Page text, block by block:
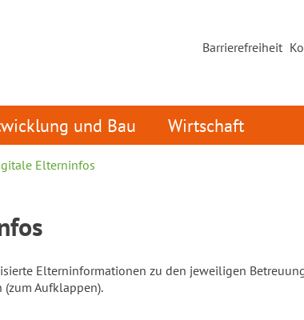
Barrierefreiheit
und Bau Wirtschaft
Elterninfos
Elterninformationen zu den jeweiligen
Aufklappen).